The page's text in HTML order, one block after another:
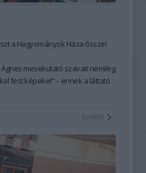
a Hagyományok Háza ősszel
mesekutató szavait némileg
fest képeket” – ennek a láttató
élményt ad, hanem
fellépéshez, segíti az
fejleszti a meggyőző, hiteles
amelyek digitális
tovább